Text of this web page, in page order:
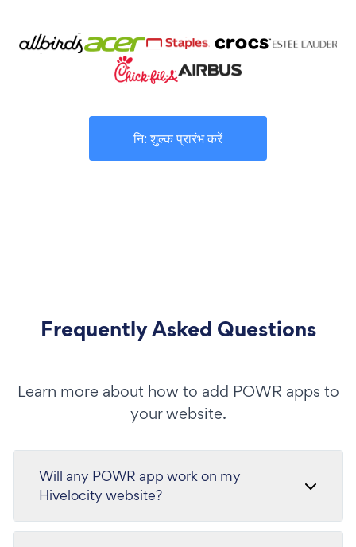
नि: शुल्क प्रारंभ करें
Frequently Asked Questions
Learn more about how to add POWR apps to
your website.
Will any POWR app work on my
Hivelocity website?